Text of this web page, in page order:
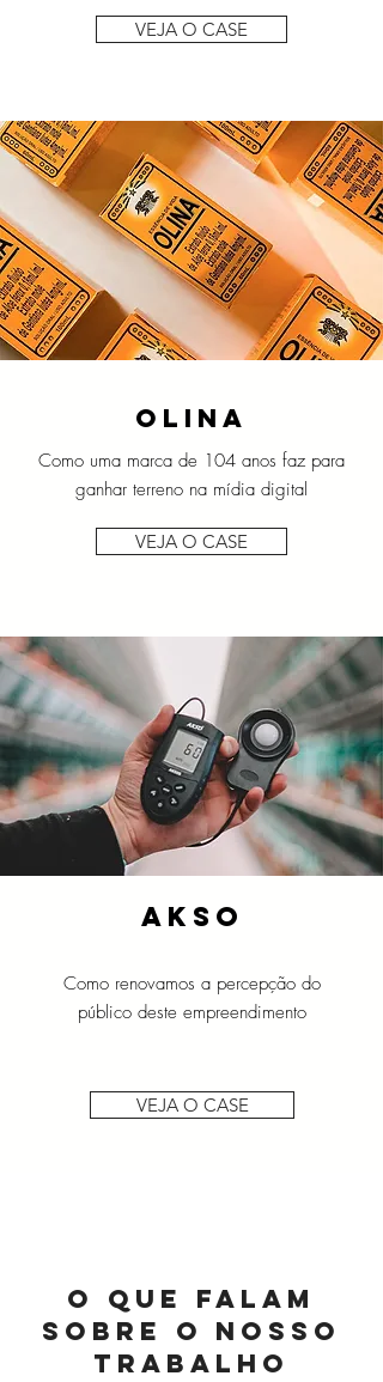
VEJA O CASE
olina
Como uma marca de 104 anos faz para
ganhar terreno na mídia digital
VEJA O CASE
akso
Como renovamos a percepção do
público deste empreendimento
VEJA O CASE
o que falam
sobre o nosso
trabalho